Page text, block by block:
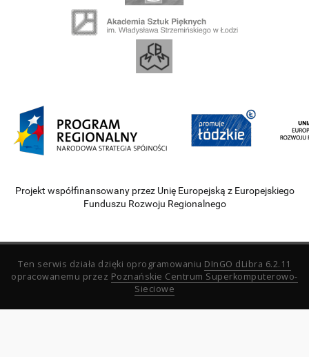
Projekt współfinansowany przez Unię Europejską z Europejskiego
Funduszu Rozwoju Regionalnego
Ten serwis działa dzięki oprogramowaniu DInGO dLibra 6.2.11
opracowanemu przez Poznańskie Centrum Superkomputerowo-
Sieciowe